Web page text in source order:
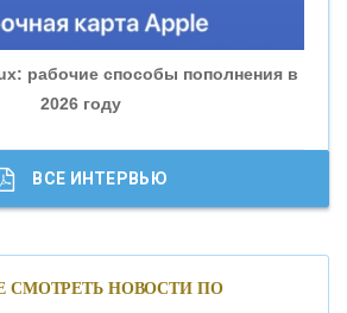
КРЕДИТНЫЙ БАНК»
рабочие способы пополнения в
2026 году
ВСЕ ИНТЕРВЬЮ
СМОТРЕТЬ НОВОСТИ ПО